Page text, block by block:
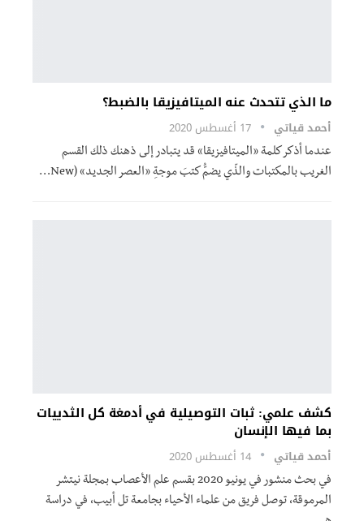
ما الذي تتحدث عنه الميتافيزيقا بالضبط؟
أحمد قياتي 17 أغسطس 2020
عندما أذكر كلمة «الميتافيزيقا» قد يتبادر إلى ذهنك ذلك القسم
الغريب بالمكتبات والذّي يضمُّ كتبَ موجةِ «العصر الجديد» (New…
كشف علمي: ثبات التوصيلية في أدمغة كل الثدييات
بما فيها الإنسان
أحمد قياتي 14 أغسطس 2020
في بحث منشور في يونيو 2020 بقسم علم الأعصاب بمجلة نيتشر
المرموقة، توصل فريق من علماء الأحياء بجامعة تل أبيب، في دراسة